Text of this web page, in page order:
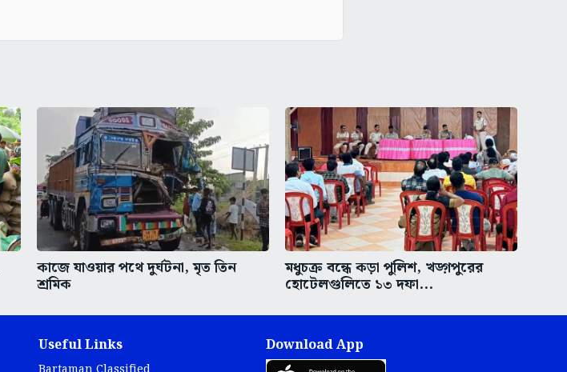
কাজে যাওয়ার পথে দুর্ঘটনা, মৃত তিন
শ্রমিক
মধুচক্র বন্ধে কড়া পুলিশ, খড়্গপুরের
হোটেলগুলিতে ১৩ দফা...
Useful Links Download App